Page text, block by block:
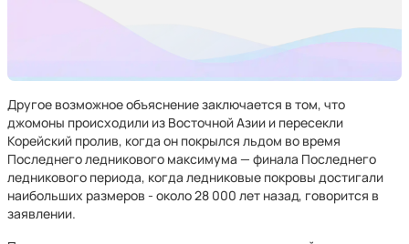
Другое возможное объяснение заключается в том, что
джомоны происходили из Восточной Азии и пересекли
Корейский пролив, когда он покрылся льдом во время
Последнего ледникового максимума — финала Последнего
ледникового периода, когда ледниковые покровы достигали
наибольших размеров - около 28 000 лет назад, говорится в
заявлении.